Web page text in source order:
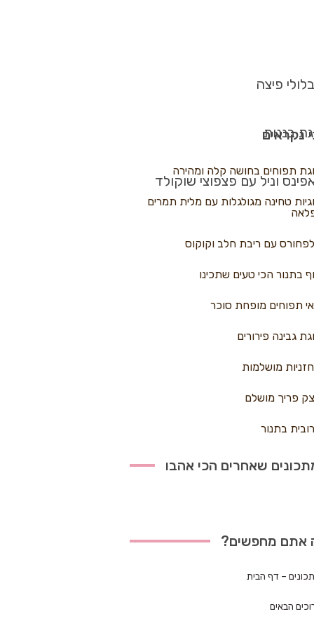
פיצה
בננות
וניל עם פצפוצי שוקולד
נקראים
תפוחים בחושה קלה ומהירה
טחינה מגולגלות עם מלית תמרים
עם ריבת חלב וקוקוס
בתנור הכי טעים שתכינו
תפוחים מופחת סוכר
גבינה פירורים
מושלמות
פריך מושלם
בתנור
שאחרים הכי אהבו
אתם מחפשים?
– דף הבית
הבאים